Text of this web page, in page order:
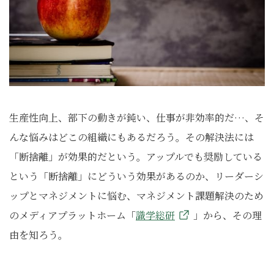
生産性向上、部下の動きが鈍い、仕事が非効率的だ…、そ
んな悩みはどこの組織にもあるだろう。その解決法には
「断捨離」が効果的だという。アップルでも奨励している
という「断捨離」にどういう効果があるのか、リーダーシ
ップとマネジメントに悩む、マネジメント課題解決のため
のメディアプラットホーム「識学総研
」から、その理
由を知ろう。